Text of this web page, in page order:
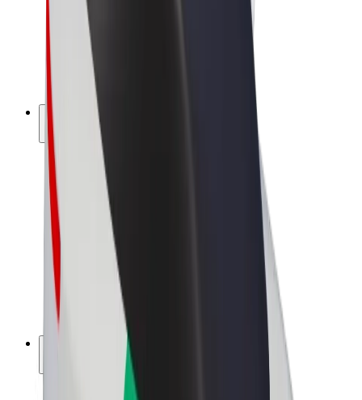
Bolt Drive
Biznes üçün Bolt
Elektrikli velosipedlər
Bolt Plus
Bolt ilə pul qazanın
Sürücülər
Sürücü qazancı
Kuryerlər
Kuryer qazancı
Bolt Food təchizatçıları
Sahibkarlar
Françayzinq
Vakansiyalar